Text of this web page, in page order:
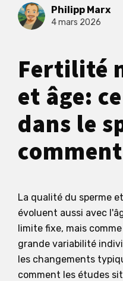
Philipp Marx
4 mars 2026
Fertilité
et âge:
dans le
La qualité du sperme
évoluent aussi avec
limite fixe, mais
grande variabilité
les changements
comment les études